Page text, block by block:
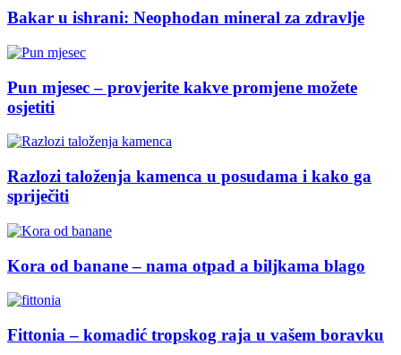
Bakar u ishrani: Neophodan mineral za zdravlje
Pun mjesec – provjerite kakve promjene možete
osjetiti
Razlozi taloženja kamenca u posudama i kako ga
spriječiti
Kora od banane – nama otpad a biljkama blago
Fittonia – komadić tropskog raja u vašem boravku